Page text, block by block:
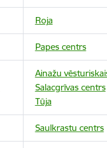
Roja
Papes centrs
Ainažu
Salacgrīvas centrs
Tūja
Saulkrastu centrs